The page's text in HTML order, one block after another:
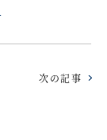
次の記事